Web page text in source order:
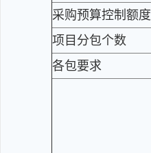
采购预算控制额度
项目分包个数
各包要求